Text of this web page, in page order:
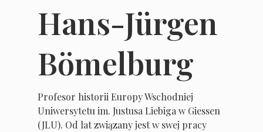
Hans-Jürgen
Bömelburg
Profesor historii Europy Wschodniej
Uniwersytetu im. Justusa Liebiga w Giessen
(JLU). Od lat związany jest w swej pracy